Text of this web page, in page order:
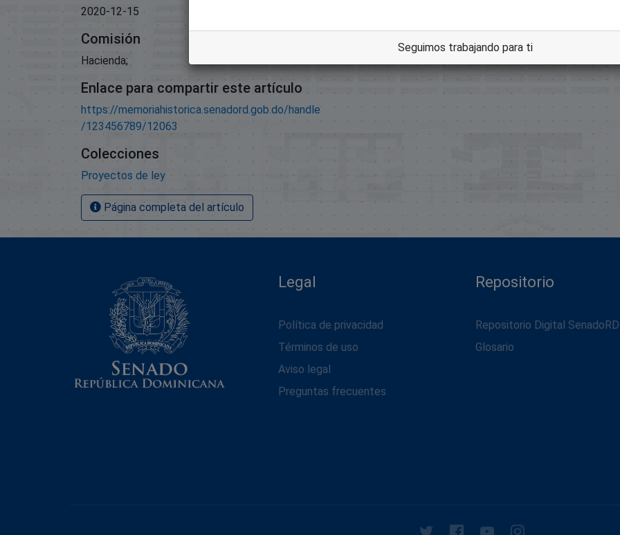
2020-12-15
Comisión
Hacienda;
Enlace para compartir este artículo
https://memoriahistorica.senadord.gob.do/handle
/123456789/12063
Colecciones
Proyectos de ley
Página completa del artículo
Legal
Política de privacidad
Términos de uso
Aviso legal
Preguntas frecuentes
Repositorio
Repositorio Digital SenadoRD
Glosario
Seguimos trabajando para ti